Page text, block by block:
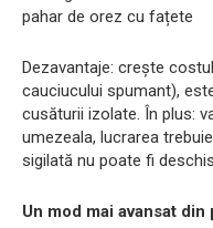
pahar de orez cu fațete
Dezavantaje: crește
cauciucului spumant),
cusăturii izolate. În plus:
umezeala, lucrarea
sigilată nu poate fi
Un mod mai avansat